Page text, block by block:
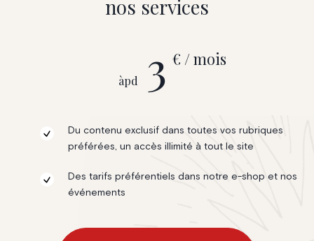
nos services
àpd 3 € / mois
Du contenu exclusif dans toutes vos rubriques
préférées, un accès illimité à tout le site
Des tarifs préférentiels dans notre e-shop et nos
événements